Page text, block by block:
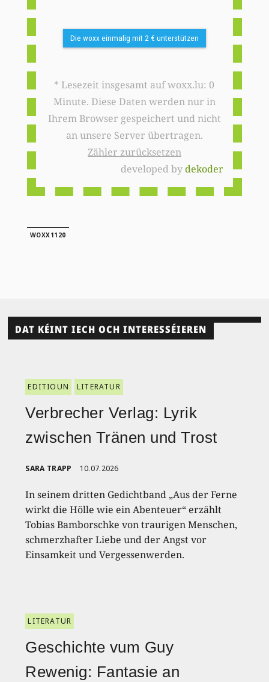
Die woxx einmalig mit 2 € unterstützen
* Lesezeit insgesamt auf woxx.lu: 0
Minute. Diese Daten werden nur in
Ihrem Browser gespeichert und nicht
an unsere Server übertragen.
Zähler zurücksetzen
developed bydekoder
WOXX1120
DAT KÉINT IECH OCH INTERESSÉIEREN
EDITIOUN LITERATUR
Verbrecher Verlag: Lyrik
zwischen Tränen und Trost
SARA TRAPP 10.07.2026
In seinem dritten Gedichtband „Aus der Ferne
wirkt die Hölle wie ein Abenteuer“ erzählt
Tobias Bamborschke von traurigen Menschen,
schmerzhafter Liebe und der Angst vor
Einsamkeit und Vergessenwerden.
LITERATUR
Geschichte vum Guy
Rewenig: Fantasie an